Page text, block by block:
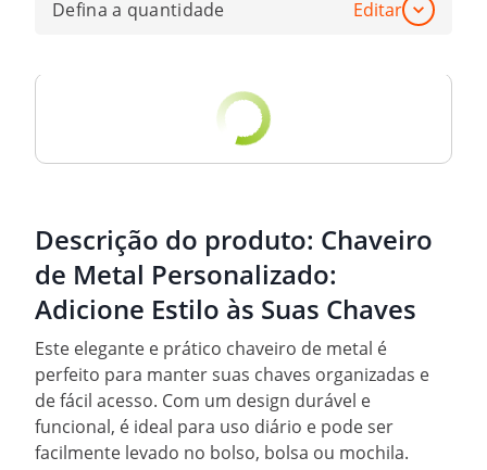
Defina a quantidade Editar
Descrição do produto: Chaveiro
de Metal Personalizado:
Adicione Estilo às Suas Chaves
Este elegante e prático chaveiro de metal é
perfeito para manter suas chaves organizadas e
de fácil acesso. Com um design durável e
funcional, é ideal para uso diário e pode ser
facilmente levado no bolso, bolsa ou mochila.